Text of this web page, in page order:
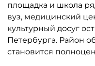
площадка и школа
вуз, медицинский
культурный досуг
Петербурга. Район
становится